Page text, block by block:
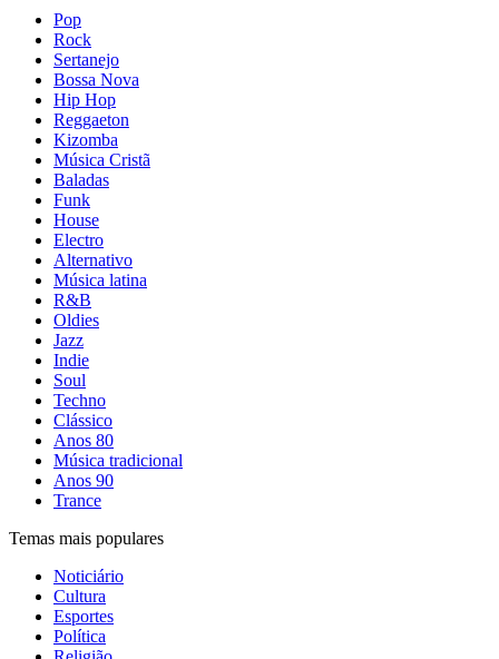
Pop
Rock
Sertanejo
Bossa Nova
Hip Hop
Reggaeton
Kizomba
Música Cristã
Baladas
Funk
House
Electro
Alternativo
Música latina
R&B
Oldies
Jazz
Indie
Soul
Techno
Clássico
Anos 80
Música tradicional
Anos 90
Trance
Temas mais populares
Noticiário
Cultura
Esportes
Política